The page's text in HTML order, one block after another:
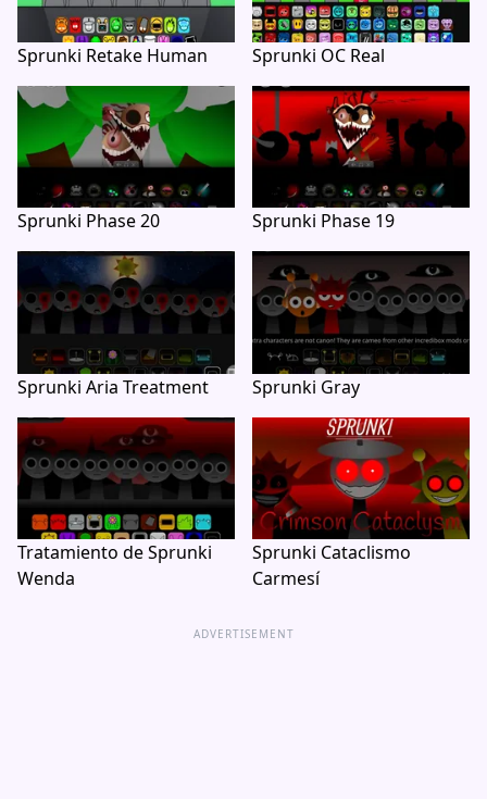
Sprunki Retake Human Sprunki OC Real
Sprunki Phase 20 Sprunki Phase 19
Sprunki Aria Treatment Sprunki Gray
Tratamiento de Sprunki
Wenda
Sprunki Cataclismo
Carmesí
ADVERTISEMENT